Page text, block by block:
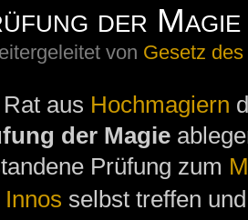
der Magie
von Gesetz
aus Hochmagiern
der Magie
Prüfung zum
Innos selbst treffen